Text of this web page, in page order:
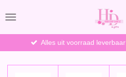
direct
hoofdinhoud
Alles uit voorraad leverbaar